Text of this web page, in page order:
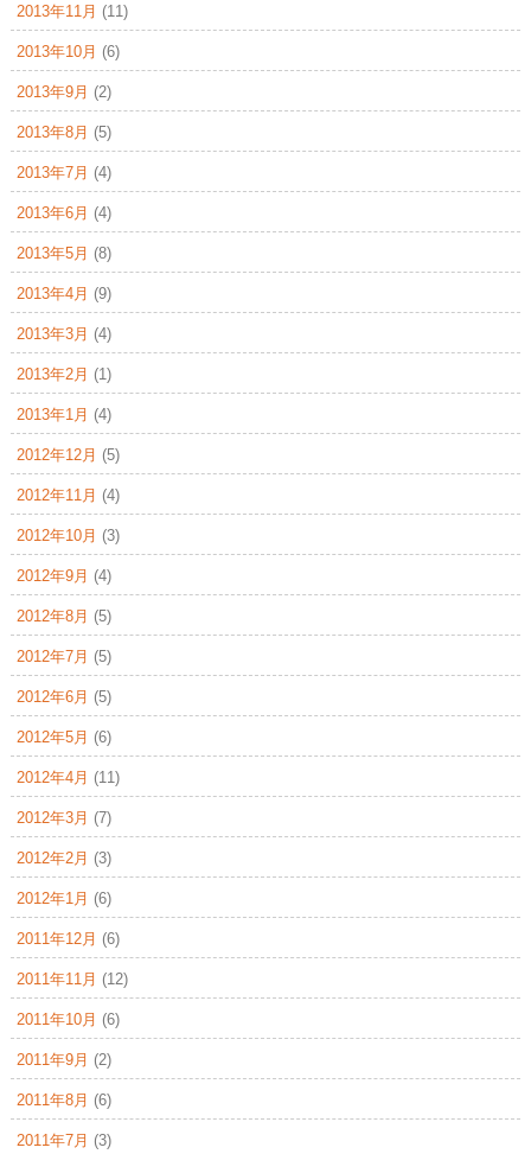
2013年11月 (11)
2013年10月 (6)
2013年9月 (2)
2013年8月 (5)
2013年7月 (4)
2013年6月 (4)
2013年5月 (8)
2013年4月 (9)
2013年3月 (4)
2013年2月 (1)
2013年1月 (4)
2012年12月 (5)
2012年11月 (4)
2012年10月 (3)
2012年9月 (4)
2012年8月 (5)
2012年7月 (5)
2012年6月 (5)
2012年5月 (6)
2012年4月 (11)
2012年3月 (7)
2012年2月 (3)
2012年1月 (6)
2011年12月 (6)
2011年11月 (12)
2011年10月 (6)
2011年9月 (2)
2011年8月 (6)
2011年7月 (3)